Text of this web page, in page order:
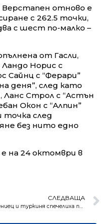
отново е
с 262.5 точки,
с шест по-малко –
от Гасли,
Норис с
Сайнц с “Ферари”
деня”, след като
Ланс Строл с “Астън
Окон с “Алпин”
точка след
без нито едно
на 24 октомври в
СЛЕДВАЩА
Кениец и туркиня спечелиха победите в софийския маратон